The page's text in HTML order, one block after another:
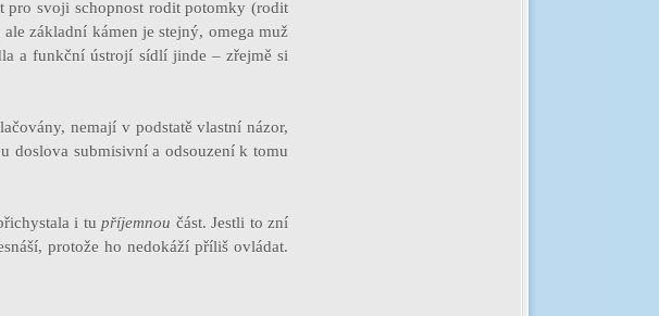
pro svoji schopnost rodit potomky (rodit
základní kámen je stejný, omega muž
a funkční ústrojí sídlí jinde – zřejmě si
nemají v podstatě vlastní názor,
doslova submisivní a odsouzení k tomu
i tupříjemnou část. Jestli to zní
protože ho nedokáží příliš ovládat.